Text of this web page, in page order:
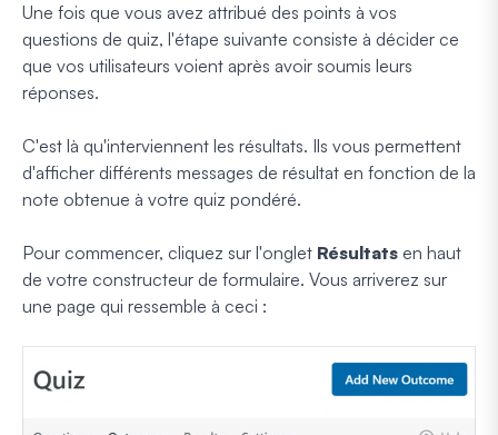
Une fois que vous avez attribué des points à vos
questions de quiz, l'étape suivante consiste à décider ce
que vos utilisateurs voient après avoir soumis leurs
réponses.
C'est là qu'interviennent les résultats. Ils vous permettent
d'afficher différents messages de résultat en fonction de la
note obtenue à votre quiz pondéré.
Pour commencer, cliquez sur l'onglet Résultats en haut
de votre constructeur de formulaire. Vous arriverez sur
une page qui ressemble à ceci :